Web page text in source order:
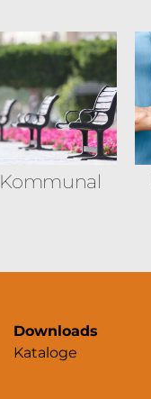
Kommunal
Downloads
Kataloge